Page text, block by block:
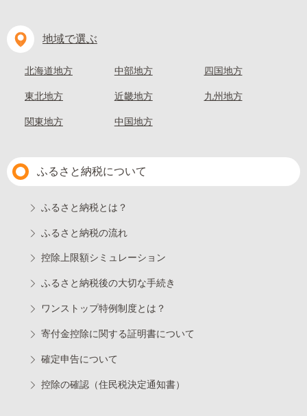
地域で選ぶ
北海道地方
東北地方
関東地方
中部地方
近畿地方
中国地方
四国地方
九州地方
ふるさと納税について
ふるさと納税とは？
ふるさと納税の流れ
控除上限額シミュレーション
ふるさと納税後の大切な手続き
ワンストップ特例制度とは？
寄付金控除に関する証明書について
確定申告について
控除の確認（住民税決定通知書）